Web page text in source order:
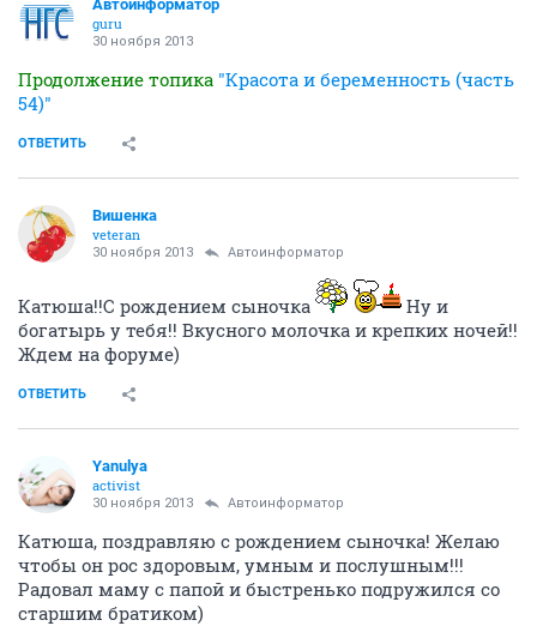
Автоинформатор
guru
30 ноября 2013
Продолжение топика "Красота и беременность (часть
54)"
ОТВЕТИТЬ
Вишенка
veteran
30 ноября 2013 Автоинформатор
Катюша!!С рождением сыночка
Ну и
богатырь у тебя!! Вкусного молочка и крепких ночей!!
Ждем на форуме)
ОТВЕТИТЬ
Yanulya
activist
30 ноября 2013 Автоинформатор
Катюша, поздравляю с рождением сыночка! Желаю
чтобы он рос здоровым, умным и послушным!!!
Радовал маму с папой и быстренько подружился со
старшим братиком)